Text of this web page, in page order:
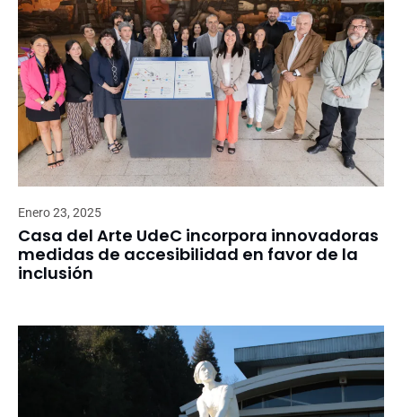
Enero 23, 2025
Casa del Arte UdeC incorpora innovadoras
medidas de accesibilidad en favor de la
inclusión